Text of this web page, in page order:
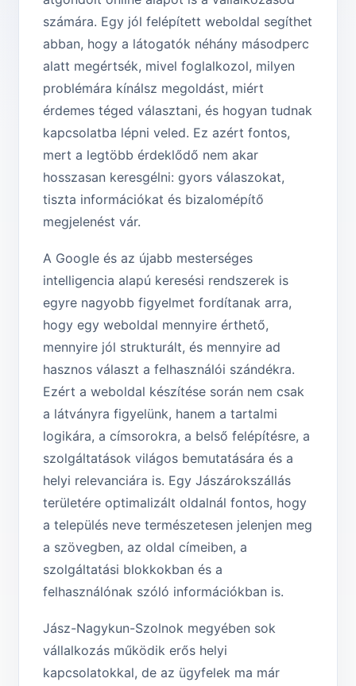
számára. Egy jól felépített weboldal segíthet
abban, hogy a látogatók néhány másodperc
alatt megértsék, mivel foglalkozol, milyen
problémára kínálsz megoldást, miért
érdemes téged választani, és hogyan tudnak
kapcsolatba lépni veled. Ez azért fontos,
mert a legtöbb érdeklődő nem akar
hosszasan keresgélni: gyors válaszokat,
tiszta információkat és bizalomépítő
megjelenést vár.
A Google és az újabb mesterséges
intelligencia alapú keresési rendszerek is
egyre nagyobb figyelmet fordítanak arra,
hogy egy weboldal mennyire érthető,
mennyire jól strukturált, és mennyire ad
hasznos választ a felhasználói szándékra.
Ezért a weboldal készítése során nem csak
a látványra figyelünk, hanem a tartalmi
logikára, a címsorokra, a belső felépítésre, a
szolgáltatások világos bemutatására és a
helyi relevanciára is. Egy Jászárokszállás
területére optimalizált oldalnál fontos, hogy
a település neve természetesen jelenjen meg
a szövegben, az oldal címeiben, a
szolgáltatási blokkokban és a
felhasználónak szóló információkban is.
Jász-Nagykun-Szolnok megyében sok
vállalkozás működik erős helyi
kapcsolatokkal, de az ügyfelek ma már